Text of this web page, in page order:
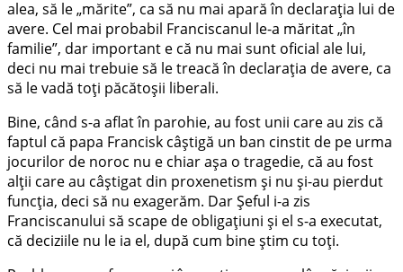
alea, să le „mărite”, ca să nu mai apară în declarația lui de
avere. Cel mai probabil Franciscanul le-a măritat „în
familie”, dar important e că nu mai sunt oficial ale lui,
deci nu mai trebuie să le treacă în declarația de avere, ca
să le vadă toți păcătoșii liberali.
Bine, când s-a aflat în parohie, au fost unii care au zis că
faptul că papa Francisk câștigă un ban cinstit de pe urma
jocurilor de noroc nu e chiar așa o tragedie, că au fost
alții care au câștigat din proxenetism și nu și-au pierdut
funcția, deci să nu exagerăm. Dar Șeful i-a zis
Franciscanului să scape de obligațiuni și el s-a executat,
că deciziile nu le ia el, după cum bine știm cu toți.